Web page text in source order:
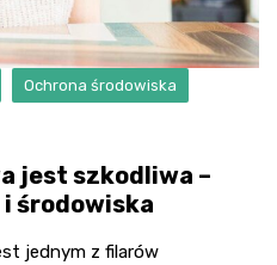
Ochrona środowiska
jest szkodliwa –
środowiska
jednym z filarów